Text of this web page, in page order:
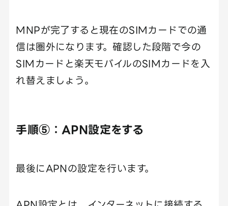
MNPが完了すると現在のSIMカードでの通
信は圏外になります。確認した段階で今の
SIMカードと楽天モバイルのSIMカードを入
れ替えましょう。
手順⑤：APN設定をする
最後にAPNの設定を行います。